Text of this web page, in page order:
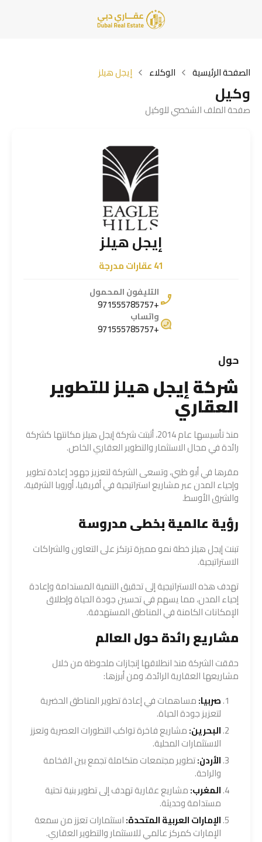
الصفحة الرئيسية الوكلاء إيجل هيلز
وكيل
صفحة الملف الشخصي للوكيل
إيجل هيلز
41 عقارات مدرجة
التليفون المحمول
+971555785757
واتساب
+971555785757
حول
شركة إيجل هيلز للتطوير
العقاري
منذ تأسيسها عام 2014، أثبتت شركة إيجل هيلز مكانتها كشركة
رائدة في مجال الاستثمار والتطوير العقاري الخاص.
مقرها في أبو ظبي، وتسعى الشركة لتعزيز جهود إعادة تطوير
وإحياء المدن عبر مشاريع استراتيجية في أفريقيا، أوروبا الشرقية،
والشرق الأوسط.
رؤية عالمية بخطى مدروسة
تبنت إيجل هيلز خطة نمو مميزة ترتكز على التعاون والشراكات
الاستراتيجية.
تهدف هذه الاستراتيجية إلى تحقيق التنمية المستدامة وإعادة
إحياء المدن، مما يسهم في تحسين جودة الحياة وإطلاق
الإمكانات الكامنة في المناطق المستهدفة.
مشاريع رائدة حول العالم
حققت الشركة منذ انطلاقها إنجازات ملحوظة من خلال
مشاريعها العقارية الرائدة، ومن أبرزها:
صربيا:مساهمات في إعادة تطوير المناطق الحضرية
لتعزيز جودة الحياة.
البحرين:مشاريع فاخرة تواكب التطورات العصرية وتعزز
الاستثمارات المحلية.
الأردن:تطوير مجتمعات متكاملة تجمع بين الفخامة
والراحة.
المغرب:مشاريع عقارية تهدف إلى تطوير بنية تحتية
مستدامة وحديثة.
الإمارات العربية المتحدة:استثمارات تعزز من سمعة
الإمارات كمركز عالمي للاستثمار والتطوير العقاري.